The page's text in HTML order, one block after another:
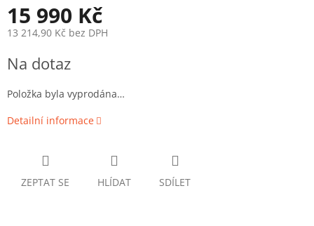
15 990 Kč
13 214,90 Kč bez DPH
cena:
Na dotaz
Položka byla vyprodána…
Detailní informace
ZEPTAT SE HLÍDAT SDÍLET